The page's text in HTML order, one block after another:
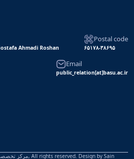
Ahmadi Roshan
Postal code
۶۵۱۷۸-۳۸۶۹۵
Email
public_relation[at]basu.ac.ir
مرکز تخصصی آپای دانشگاه بوعلی سینا, All rights reserved. Design bySain